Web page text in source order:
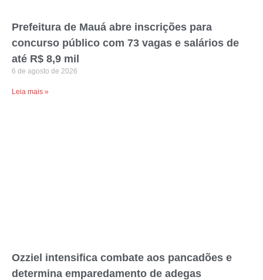
Prefeitura de Mauá abre inscrições para
concurso público com 73 vagas e salários de
até R$ 8,9 mil
6 de agosto de 2026
Leia mais »
Ozziel intensifica combate aos pancadões e
determina emparedamento de adegas